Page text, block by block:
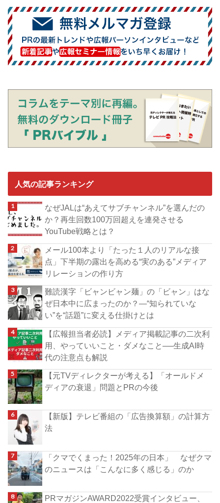
人気の記事ランキング
なぜJALは“あえてサブチャンネル”を選んだの
か？再生回数100万回超えを連発させる
YouTube戦略とは？
メール100本より「たった１人のリアルな接
点」下半期の露出を高める“実のある”メディア
リレーションの作り方
難読漢字「ビャンビャン麺」の「ビャン」はな
ぜ日本中に広まったのか？―“知られていな
い”を“話題”に変える仕掛けとは
【広報担当者必読】メディア掲載記事の二次利
用、やっていいこと・ダメなこと──生成AI時
代の注意点も解説
【元TVディレクターが考える】「オールドメ
ディアの衰退」問題とPRの今後
【新版】テレビ番組の「広告換算額」の計算方
法
「クマでくまった！2025年の日本」 なぜクマ
のニュースは「こんなに多く感じる」のか
PRマガジンAWARD2022受賞インタビュー、